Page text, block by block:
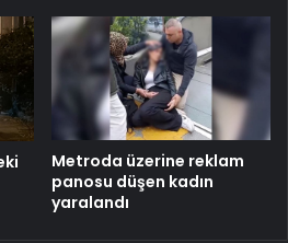
Metroda üzerine reklam
panosu düşen kadın
yaralandı